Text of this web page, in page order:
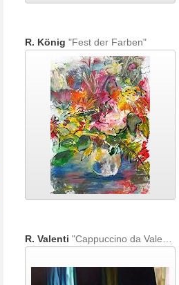
R. König "Fest der Farben"
R. Valenti "Cappuccino da Valenti"